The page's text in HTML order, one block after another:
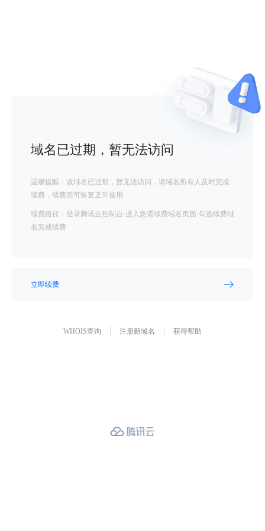
域名已过期，暂无法访问
温馨提醒：该域名已过期，暂无法访问，请域名所有人及时完成
续费，续费后可恢复正常使用
续费路径：登录腾讯云控制台-进入急需续费域名页面-勾选续费域
名完成续费
立即续费
WHOIS查询 注册新域名 获得帮助